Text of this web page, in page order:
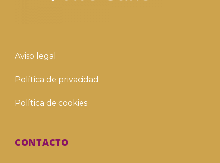
Aviso legal
Política de privacidad
Política de cookies
CONTACTO